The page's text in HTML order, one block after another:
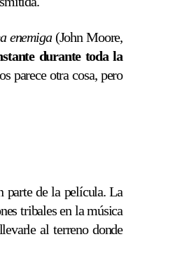
enemiga(John Moore,
durante toda la
parece otra cosa, pero
parte de la película. La
tribales en la música
al terreno donde